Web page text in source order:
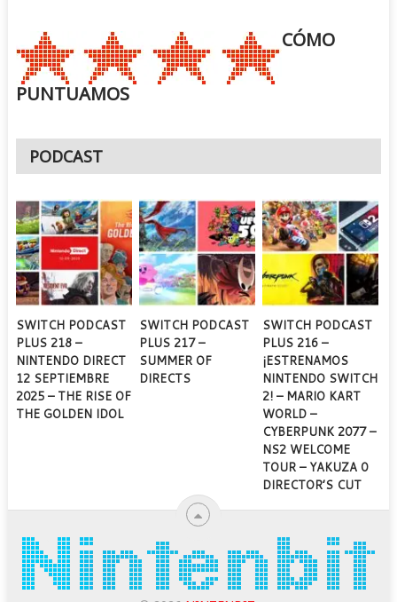
CÓMO
PUNTUAMOS
PODCAST
SWITCH PODCAST
PLUS 218 –
NINTENDO DIRECT
12 SEPTIEMBRE
2025 – THE RISE OF
THE GOLDEN IDOL
SWITCH PODCAST
PLUS 217 –
SUMMER OF
DIRECTS
SWITCH PODCAST
PLUS 216 –
¡ESTRENAMOS
NINTENDO SWITCH
2! – MARIO KART
WORLD –
CYBERPUNK 2077 –
NS2 WELCOME
TOUR – YAKUZA 0
DIRECTOR’S CUT